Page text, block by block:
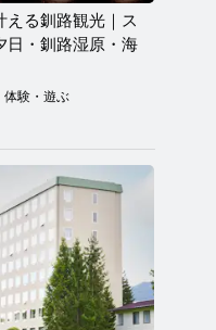
える釧路観光｜ス
日・釧路湿原・海
体験・遊ぶ